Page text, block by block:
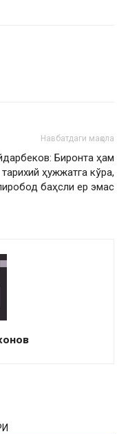
Навбатдаги мақола
Биронта ҳам
тарихий ҳужжатга кўра,
баҳсли ер эмас